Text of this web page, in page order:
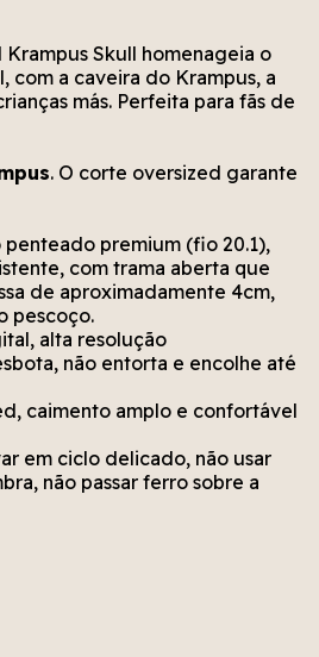
escrito?
segundos.
alguns segundos.
Krampus Skull homenageia o
com a caveira do Krampus, a
más. Perfeita para fãs de
. O corte oversized garante
penteado premium (fio 20.1),
com trama aberta que
de aproximadamente 4cm,
pescoço.
alta resolução
não entorta e encolhe até
caimento amplo e confortável
em ciclo delicado, não usar
não passar ferro sobre a